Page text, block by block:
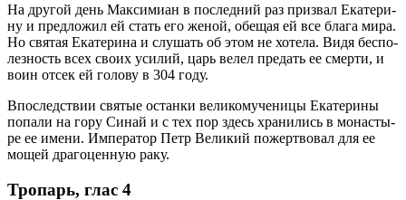
На дру­гой день Мак­си­ми­ан в по­след­ний раз при­звал Ека­те­ри­
ну и пред­ло­жил ей стать его же­ной, обе­щая ей все бла­га ми­ра.
Но свя­тая Ека­те­ри­на и слу­шать об этом не хо­те­ла. Ви­дя бес­по­
лез­ность всех сво­их уси­лий, царь ве­лел пре­дать ее смер­ти, и
во­ин от­сек ей го­ло­ву в 304 го­ду.
Впо­след­ствии свя­тые остан­ки ве­ли­ко­му­че­ни­цы Ека­те­ри­ны
по­па­ли на го­ру Си­най и с тех пор здесь хра­ни­лись в мо­на­сты­
ре ее име­ни. Им­пе­ра­тор Петр Ве­ли­кий по­жерт­во­вал для ее
мо­щей дра­го­цен­ную ра­ку.
Тропарь, глас 4